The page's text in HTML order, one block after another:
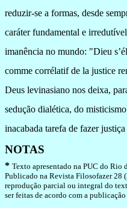
reduzir-se a formas, desde
caráter fundamental e
imanência no mundo: "Dieu
comme corrélatif de la justice
Deus levinasiano nos deixa,
sedução dialética, do
inacabada tarefa de fazer
NOTAS
* Texto apresentado na PUC do Rio
Publicado na Revista Filosofazer 28
reprodução parcial ou integral do
ser feitas de acordo com a publicação